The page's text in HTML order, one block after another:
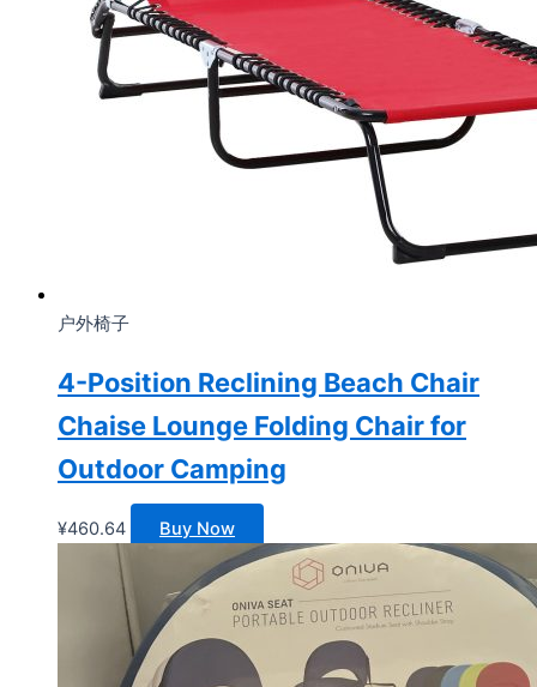
户外椅子
4-Position Reclining Beach Chair
Chaise Lounge Folding Chair for
Outdoor Camping
¥460.64 Buy Now